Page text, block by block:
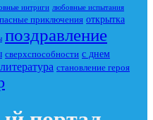
интриги любовные испытания
приключения открытка
поздравление
сверхспособности с днем
становление героя